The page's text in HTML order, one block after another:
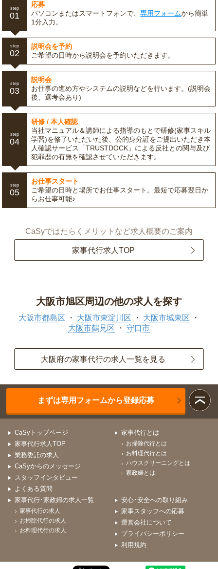
step
01
応募
パソコンまたはスマートフォンで、専用フォームから簡単
1分入力。
step
02
説明会を予約
ご希望の日時から説明会を予約いただきます。
step
03
説明会
お仕事の進め方やシステムの説明などを行います。(説明会
後、選考会あり)
step
04
研修 / 本人確認
当社マニュアル＆講師による指導のもとで研修(家事スキル
学習)を修了いただいた後、公的身分証をご提出いただき本
人確認サービス「TRUSTDOCK」による反社との関与及び
犯罪歴の有無を確認させていただきます。
step
05
お仕事スタート
ご希望の日時と場所でお仕事スタート。最短で応募翌日か
らお仕事可能♪
CaSyではたらくメリットなど求人概要のご案内
家事代行求人TOP
大阪市旭区周辺の他の求人を探す
大阪市都島区 大阪市東淀川区
大阪市城東区
大阪市鶴見区
守口市
大阪府の家事代行の求人一覧を見る
まずは専用フォームから登録応募
CaSyトップページ
家事代行求人TOP
業務委託の求人
CaSyからのメッセージ
スタッフインタビュー
よくある質問
家事代行とは
お掃除代行とは
お料理代行とは
ハウスクリーニングとは
家政婦とは
家事代行･家政婦の求人一覧
家事代行の求人
お掃除代行の求人
お料理代行の求人
安心･安全への取り組み
家事スタッフへの応募
運営会社について
プライバシーポリシー
利用規約